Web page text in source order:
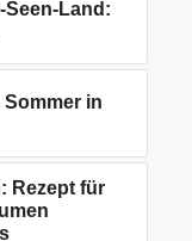
Seen-Land:
Sommer in
Rezept für